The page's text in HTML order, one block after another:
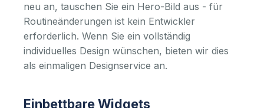
neu an, tauschen Sie ein Hero-Bild aus - für
Routineänderungen ist kein Entwickler
erforderlich. Wenn Sie ein vollständig
individuelles Design wünschen, bieten wir dies
als einmaligen Designservice an.
Einbettbare Widgets